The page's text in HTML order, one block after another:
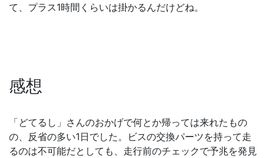
て、プラス1時間くらいは掛かるんだけどね。
感想
「どてるし」さんのおかげで何とか帰っては来れたもの
の、反省の多い1日でした。ビスの交換パーツを持って走
るのは不可能だとしても、走行前のチェックで予兆を発見